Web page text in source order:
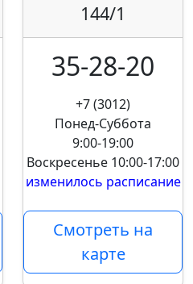
144/1
35-28-20
+7 (3012)
Понед-Суббота
9:00-19:00
Воскресенье 10:00-17:00
изменилось расписание
Смотреть на
карте